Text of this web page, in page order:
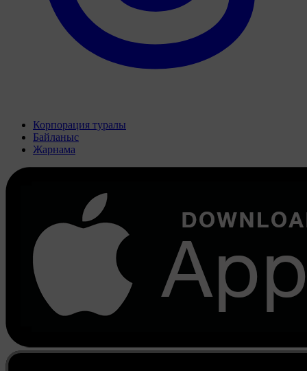
Корпорация туралы
Байланыс
Жарнама